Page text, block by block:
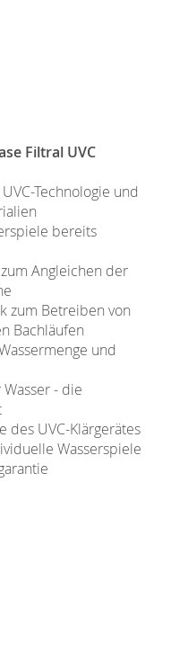
Filtral UVC
Technologie und
bereits
Angleichen der
zum Betreiben von
Bachläufen
und
- die
des UVC-Klärgerätes
Wasserspiele